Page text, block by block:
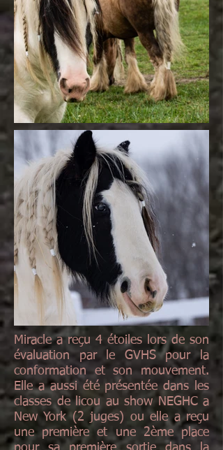
Miracle a reçu 4 étoiles lors de son
évaluation par le GVHS pour la
conformation et son mouvement.
Elle a aussi été présentée dans les
classes de licou au show NEGHC a
New York (2 juges) ou elle a reçu
une première et une 2ème place